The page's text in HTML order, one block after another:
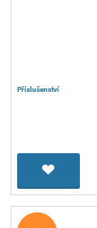
Příslušenství